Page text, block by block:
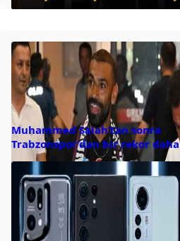
Muhammed Salah’tan sonra
Trabzonspor’dan bir rekor daha